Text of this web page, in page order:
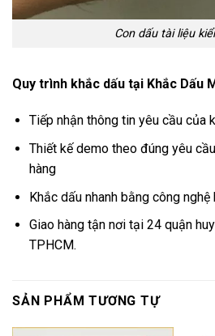
Con dấu tài liệu
Quy trình khắc dấu tại Khắc Dấu
Tiếp nhận thông tin yêu cầu của
Thiết kế demo theo đúng yêu
hàng
Khắc dấu nhanh bằng công
Giao hàng tận nơi tại 24 quận
TPHCM.
SẢN PHẨM TƯƠNG TỰ